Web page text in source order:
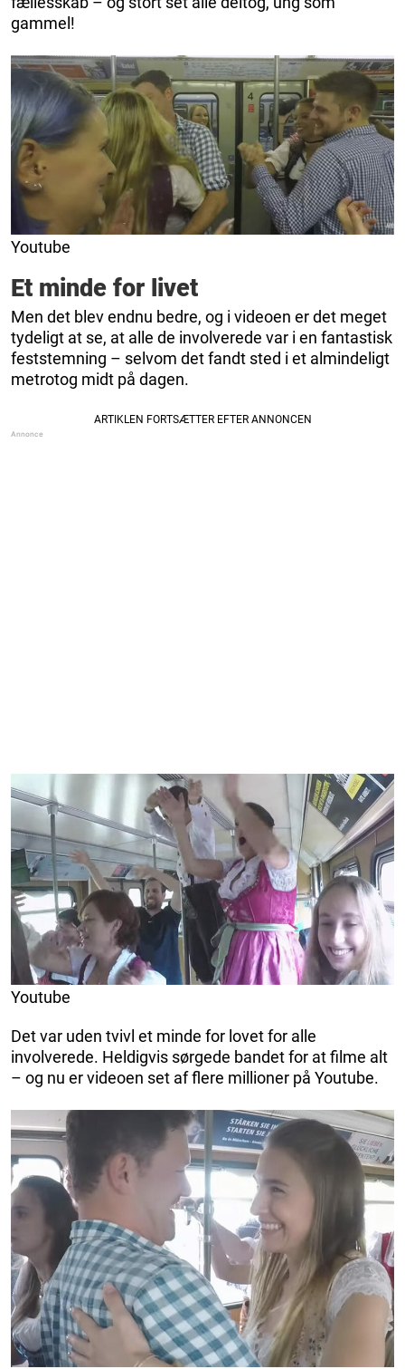
gammel!
Youtube
Et minde for livet
Men det blev endnu bedre, og i videoen er det meget
tydeligt at se, at alle de involverede var i en fantastisk
feststemning – selvom det fandt sted i et almindeligt
metrotog midt på dagen.
Youtube
Det var uden tvivl et minde for lovet for alle
involverede. Heldigvis sørgede bandet for at filme alt
– og nu er videoen set af flere millioner på Youtube.